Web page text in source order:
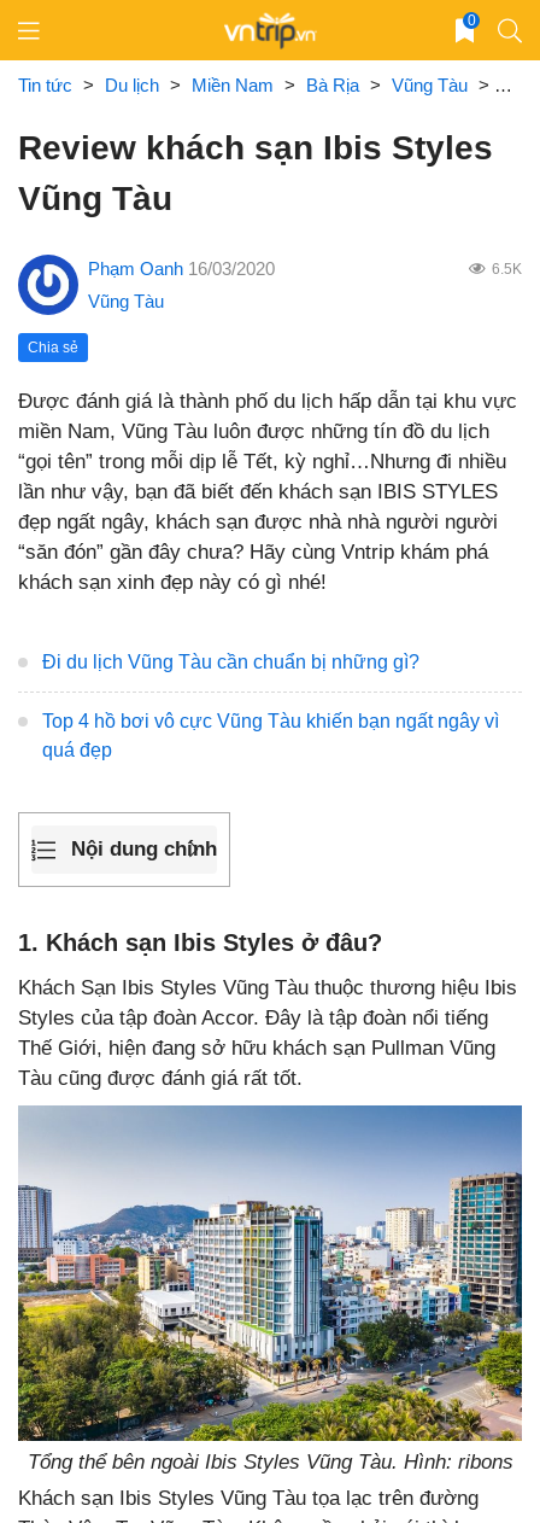
content
0
Tin tức > Du lịch > Miền Nam > Bà Rịa > Vũng Tàu >
Review khách sạn Ibis Styles
Vũng Tàu
Phạm Oanh 16/03/2020 6.5K
Vũng Tàu
Chia sẻ
Được đánh giá là thành phố du lịch hấp dẫn tại khu vực
miền Nam, Vũng Tàu luôn được những tín đồ du lịch
“gọi tên” trong mỗi dịp lễ Tết, kỳ nghỉ…Nhưng đi nhiều
lần như vậy, bạn đã biết đến khách sạn IBIS STYLES
đẹp ngất ngây, khách sạn được nhà nhà người người
“săn đón” gần đây chưa? Hãy cùng Vntrip khám phá
khách sạn xinh đẹp này có gì nhé!
Đi du lịch Vũng Tàu cần chuẩn bị những gì?
Top 4 hồ bơi vô cực Vũng Tàu khiến bạn ngất ngây vì
quá đẹp
Nội dung chính
1. Khách sạn Ibis Styles ở đâu?
Khách Sạn Ibis Styles Vũng Tàu thuộc thương hiệu Ibis
Styles của tập đoàn Accor. Đây là tập đoàn nổi tiếng
Thế Giới, hiện đang sở hữu khách sạn Pullman Vũng
Tàu cũng được đánh giá rất tốt.
Tổng thể bên ngoài Ibis Styles Vũng Tàu. Hình: ribons
Khách sạn Ibis Styles Vũng Tàu tọa lạc trên đường